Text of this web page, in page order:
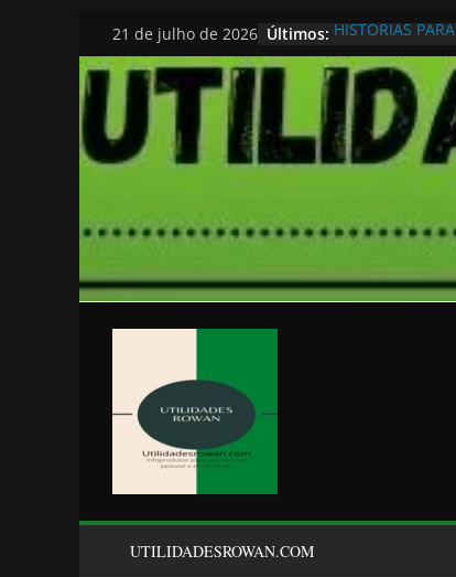
Pular
para
o
conteúdo
21 de julho de 2026 Últimos: HISTORIAS
UTILIDADESROWAN.COM